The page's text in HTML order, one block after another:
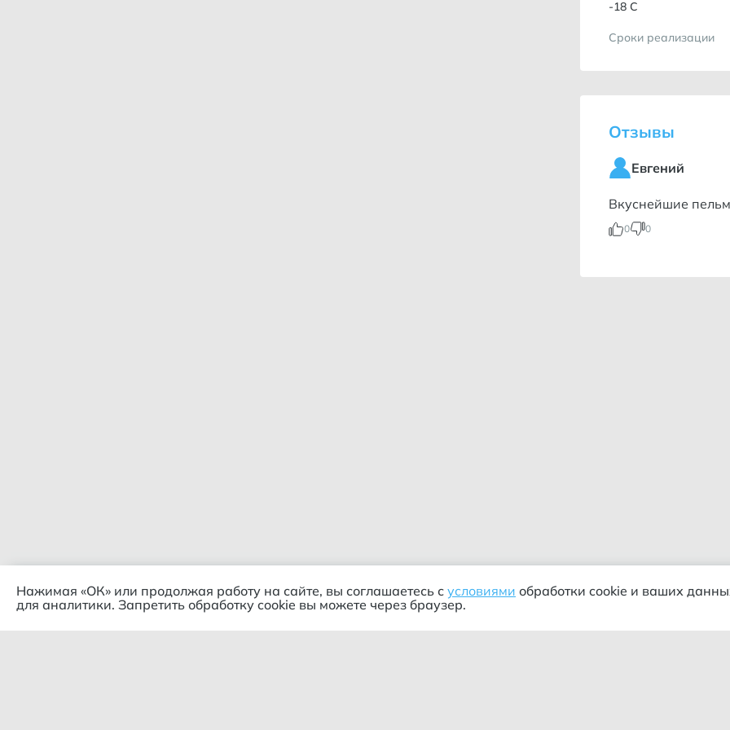
-18 С
Сроки реализации
Отзывы
Евгений
Вкуснейшие
0 0
Нажимая «ОК» или продолжая работу на сайте, вы соглашаетесь с условиями обработки cookie и ваших
для аналитики. Запретить обработку cookie вы можете через браузер.